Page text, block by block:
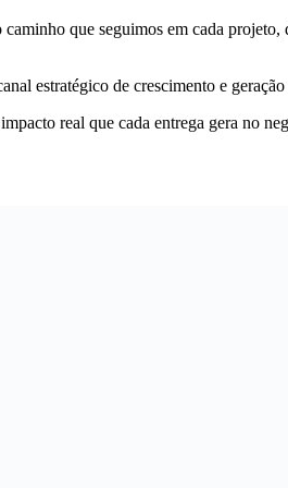
que seguimos em cada
estratégico de crescimento e geração
real que cada entrega gera no